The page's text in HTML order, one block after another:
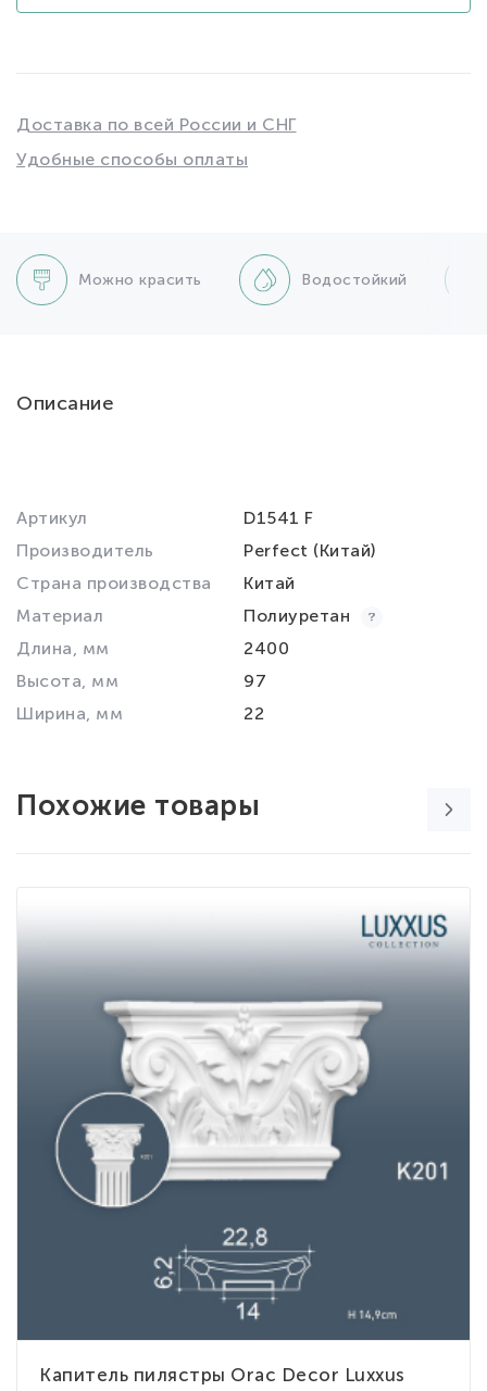
Доставка по всей России и СНГ
Удобные способы оплаты
Можно красить Водостойкий
Описание
Артикул
D1541 F
Производитель
Perfect (Китай)
Страна производства
Китай
Материал
Полиуретан
Длина, мм
2400
Высота, мм
97
Ширина, мм
22
Похожие товары
Капитель пилястры Orac Decor Luxxus